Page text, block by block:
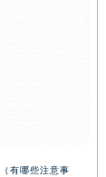
有哪些注意事